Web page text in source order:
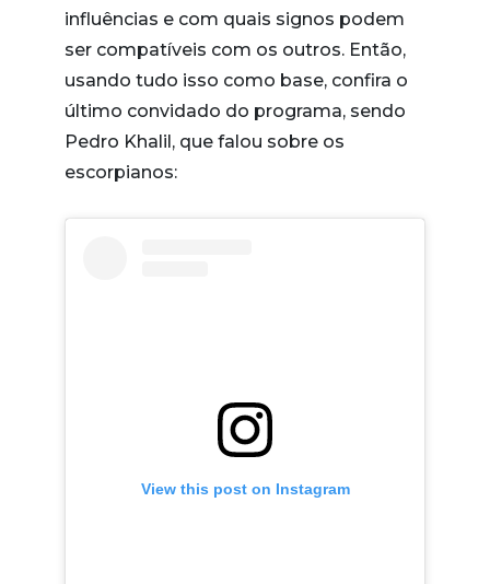
influências e com quais signos podem
ser compatíveis com os outros. Então,
usando tudo isso como base, confira o
último convidado do programa, sendo
Pedro Khalil, que falou sobre os
escorpianos:
View this post on Instagram